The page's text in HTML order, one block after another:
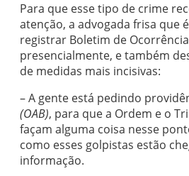
Para que esse tipo de crime
atenção, a advogada frisa que
registrar Boletim de
presencialmente, e também
de medidas mais incisivas:
– A gente está pedindo
(OAB), para que a Ordem e o
façam alguma coisa nesse
como esses golpistas estão
informação.